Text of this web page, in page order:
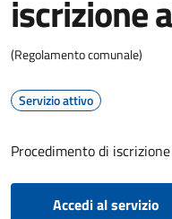
iscrizione
(Regolamento comunale)
Servizio attivo
Procedimento di
Accedi al servizio